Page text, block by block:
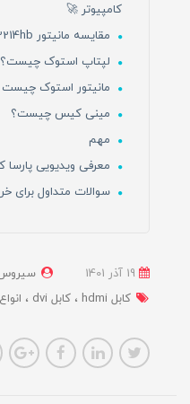
کامپیوتر 🚀
مقایسه مانیتور dell p2214hb و hp z221i
لپتاپ استوک چیست؟
مانیتور استوک
مینی کیس چیست؟
مهم
معرفی ویدیویی پارسا
سوالات متداول برای
کابل hdmi
کابل dvi